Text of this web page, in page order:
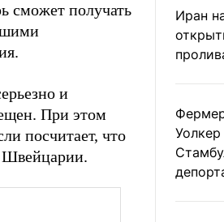
сможет получать
и
При этом
посчитает, что
Швейцарии.
Иран
Уолкер